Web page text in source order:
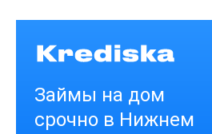
Получить